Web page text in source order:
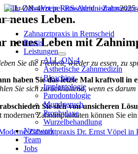
Zum
Inhalt
springen
Toggle
NavigationZahnarztpraxis in Remscheid
Praxis
Leistungen
ALL-ON-4
Ästhetische Zahnmedizin
Bleaching
Implantologie
Parodontologie
Mundgeruch
Prophylaxe
Wurzelbehandlung
Netzwerk
Team
Jobs
ALL-ON-4Voepel-RS-Administrator
neues Leben.
neues Leben mit
Sie die Freiheit, wieder zu essen, zu
haben Sie das letzte Mal kraftvoll in
Sie sich zurückhaltend, wenn es
Sie sich von unsicheren
modernen Zahnimplantaten können Sie